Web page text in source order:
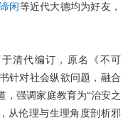
谛闲 等近代大德均为好友，
清代编订，原名《不可
针对社会纵欲问题，融合
，强调家庭教育为“治安之
从伦理与生理角度剖析邪